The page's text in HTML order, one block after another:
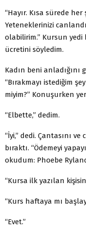
“Hayır. Kısa sürede
Yeteneklerinizi
olabilirim.” Kursun
ücretini söyledim.
Kadın beni anladığını
“Bırakmayı istediğim
miyim?” Konuşurken
“Elbette,” dedim.
“İyi,” dedi. Çantasını
bıraktı. “Ödemeyi
okudum: Phoebe
“Kursa ilk yazılan
“Kurs haftaya mı
“Evet.”